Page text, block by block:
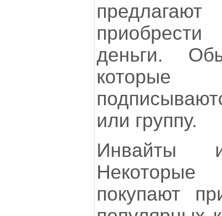
деньги.
которые
или группу.
Инвайты
покупают